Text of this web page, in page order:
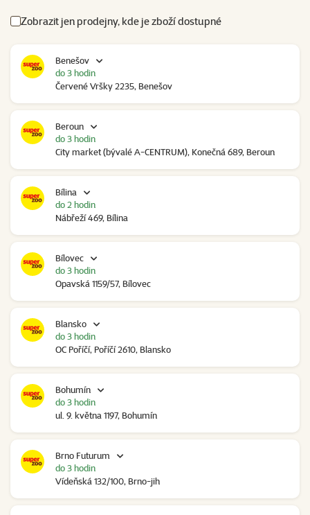
Zobrazit jen prodejny, kde je zboží dostupné
Benešov
Červené Vršky 2235, Benešov
do 3 hodin
Beroun
City market (bývalé A-CENTRUM), Konečná 689, Beroun
do 3 hodin
Bílina
Nábřeží 469, Bílina
do 2 hodin
Bílovec
Opavská 1159/57, Bílovec
do 3 hodin
Blansko
OC Poříčí, Poříčí 2610, Blansko
do 3 hodin
Bohumín
ul. 9. května 1197, Bohumín
do 3 hodin
Brno Futurum
Vídeňská 132/100, Brno-jih
do 3 hodin